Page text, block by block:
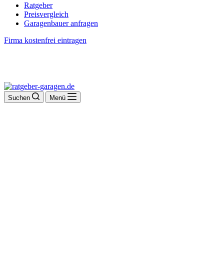
Ratgeber
Preisvergleich
Garagenbauer anfragen
Firma kostenfrei eintragen
Suchen Menü